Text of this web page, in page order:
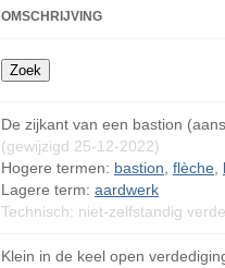
OMSCHRIJVING
De zijkant van een bastion
(gewijzigd 25-12-2022)
Hogere termen: bastion flèche
Lagere term: aardwerk
Technisch: niet-zelfstandig
Klein in de keel open